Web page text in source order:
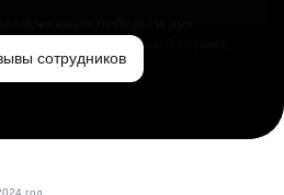
и создаём лучший сервис
сотрудников
год